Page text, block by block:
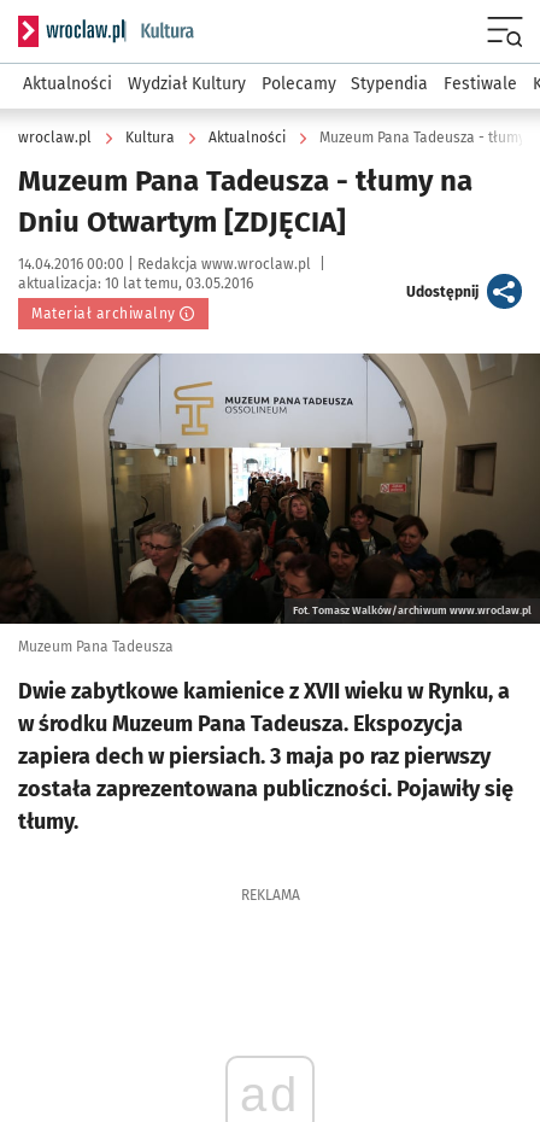
Serwis informacyjny wroclaw.pl podserwis: Kultura
Aktualności Wydział Kultury Polecamy Stypendia Festiwale
wroclaw.pl Kultura Aktualności Muzeum Pana Tadeusza - tłumy
Muzeum Pana Tadeusza - tłumy na
Dniu Otwartym [ZDJĘCIA]
Data publikacji:
14.04.2016 00:00 | Autor:
Redakcja www.wroclaw.pl
aktualizacja: 10 lat temu, 03.05.2016
Materiał archiwalny
Udostępnijartykuł
Kliknij, aby powiększyć
Fot. Tomasz Walków/archiwum www.wroclaw.pl
Muzeum Pana Tadeusza
Dwie zabytkowe kamienice z XVII wieku w Rynku, a
w środku Muzeum Pana Tadeusza. Ekspozycja
zapiera dech w piersiach. 3 maja po raz pierwszy
została zaprezentowana publiczności. Pojawiły się
tłumy.
REKLAMA
ad